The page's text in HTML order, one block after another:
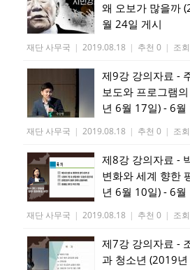
왜 오보가 많을까
월 24일 게시
재단 사무국 | 2019.08.18 | 추천 0 | 조
제9강 강의자료 -
보도와 프로그램
년 6월 17일) - 6월
재단 사무국 | 2019.08.18 | 추천 0 | 조
제8강 강의자료 -
변화와 세계 향한
년 6월 10일) - 6월
재단 사무국 | 2019.08.18 | 추천 0 | 조
제7강 강의자료 -
과 청소년 (2019